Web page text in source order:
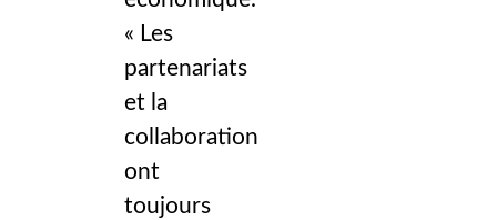
« Les
partenariats
et la
collaboration
ont
toujours